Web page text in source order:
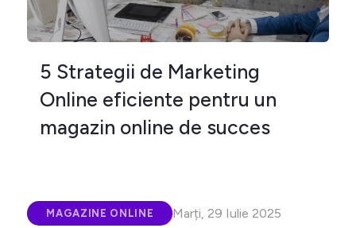
5 Strategii de Marketing
Online eficiente pentru un
magazin online de succes
MAGAZINE ONLINE Marți, 29 Iulie 2025